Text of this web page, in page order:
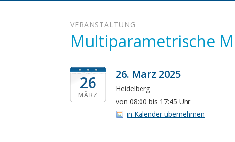
VERANSTALTUNG
Multiparametrische
26
MÄRZ
26. März 2025
Heidelberg
von 08:00 bis 17:45 Uhr
in Kalender übernehmen